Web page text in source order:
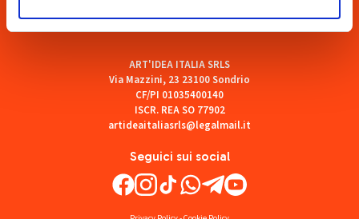
Seguici sui social
ART'IDEA ITALIA SRLS
Via Mazzini, 23 23100 Sondrio
CF/PI 01035400140
ISCR. REA SO 77902
artideaitaliasrls@legalmail.it